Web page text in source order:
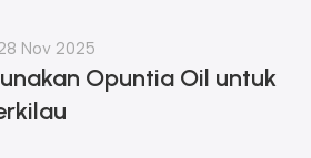
Nov 2025
Opuntia Oil untuk